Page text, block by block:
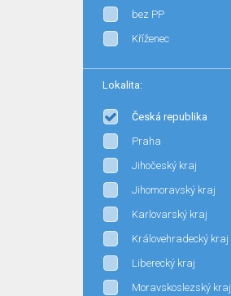
bez PP
Kříženec
Lokalita:
Česká republika
Praha
Jihočeský kraj
Jihomoravský kraj
Karlovarský kraj
Královehradecký kraj
Liberecký kraj
Moravskoslezský kraj